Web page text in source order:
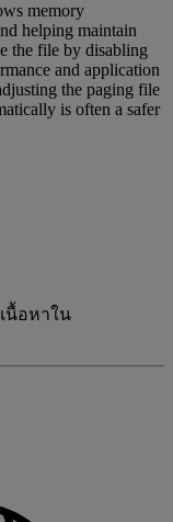
memory
helping maintain
the file by disabling
and application
the paging file
is often a safer
นื้อหาใน